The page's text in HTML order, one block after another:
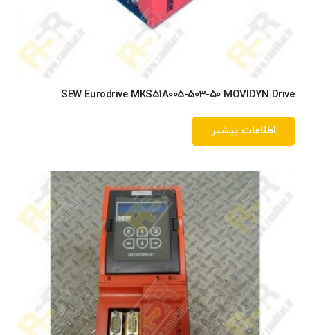
SEW Eurodrive MKS51A005-503-50 MOVIDYN Drive
اطلاعات بیشتر